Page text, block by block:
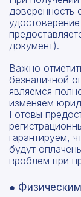
доверенность
документ).
Важно
безналичной
являемся
изменяем
Готовы
гарантируем,
будут
проблем при
●
точный
Мы
нашим